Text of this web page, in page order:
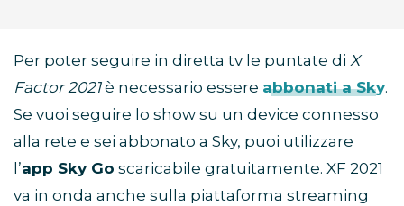
Per poter seguire in diretta tv le puntate di X
Factor 2021è necessario essere abbonati a Sky.
Se vuoi seguire lo show su un device connesso
alla rete e sei abbonato a Sky, puoi utilizzare
l’app Sky Go scaricabile gratuitamente. XF 2021
va in onda anche sulla piattaforma streaming